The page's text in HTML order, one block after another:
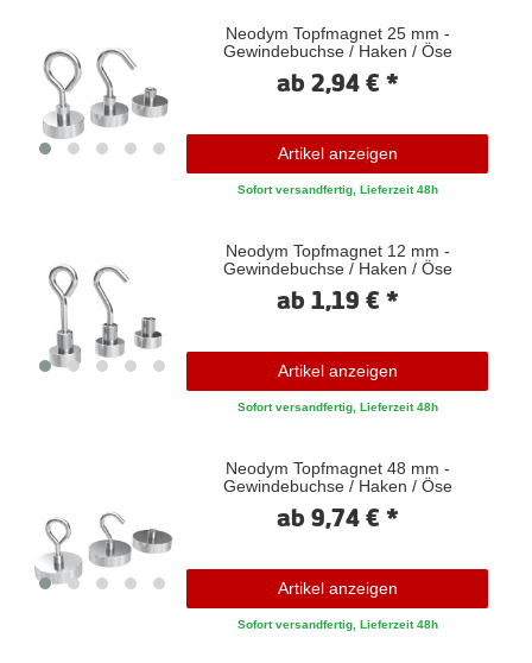
Neodym Topfmagnet 25 mm -
Gewindebuchse / Haken / Öse
ab 2,94 € *
Artikel anzeigen
Sofort versandfertig, Lieferzeit 48h
Neodym Topfmagnet 12 mm -
Gewindebuchse / Haken / Öse
ab 1,19 € *
Artikel anzeigen
Sofort versandfertig, Lieferzeit 48h
Neodym Topfmagnet 48 mm -
Gewindebuchse / Haken / Öse
ab 9,74 € *
Artikel anzeigen
Sofort versandfertig, Lieferzeit 48h